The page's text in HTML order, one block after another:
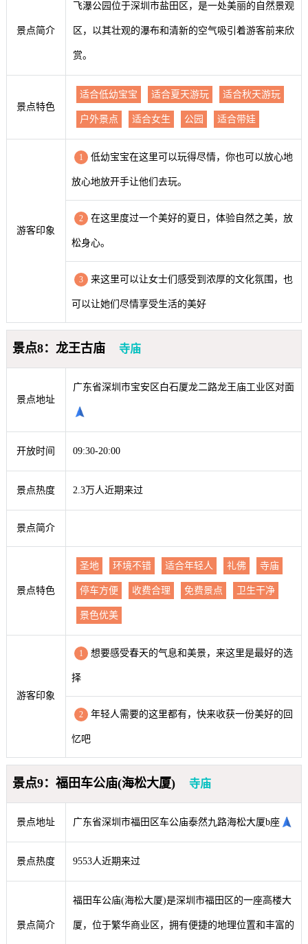
景点简介
飞瀑公园位于深圳市盐田区，是一处美丽的自然景观
区，以其壮观的瀑布和清新的空气吸引着游客前来欣
赏。
景点特色
适合低幼宝宝 适合夏天游玩 适合秋天游玩
户外景点 适合女生 公园 适合带娃
游客印象
1 低幼宝宝在这里可以玩得尽情，你也可以放心地
放心地放开手让他们去玩。
2 在这里度过一个美好的夏日，体验自然之美，放
松身心。
3 来这里可以让女士们感受到浓厚的文化氛围，也
可以让她们尽情享受生活的美好
景点8：龙王古庙 寺庙
景点地址
广东省深圳市宝安区白石厦龙二路龙王庙工业区对面
开放时间 09:30-20:00
景点热度 2.3万人近期来过
景点简介
景点特色
圣地 环境不错 适合年轻人 礼佛 寺庙
停车方便 收费合理 免费景点 卫生干净
景色优美
游客印象
1 想要感受春天的气息和美景，来这里是最好的选
择
2 年轻人需要的这里都有，快来收获一份美好的回
忆吧
景点9：福田车公庙(海松大厦) 寺庙
景点地址 广东省深圳市福田区车公庙泰然九路海松大厦b座
景点热度 9553人近期来过
景点简介
福田车公庙(海松大厦)是深圳市福田区的一座高楼大
厦，位于繁华商业区，拥有便捷的地理位置和丰富的